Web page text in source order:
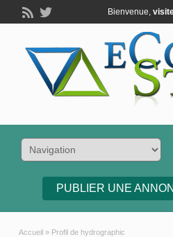
Bienvenue,
PUBLIER UNE
Accueil » Profil de hydrographic